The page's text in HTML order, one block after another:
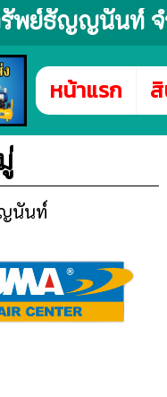
พย์ธัญญนันท์ จ
หน้าแรก
นันท์